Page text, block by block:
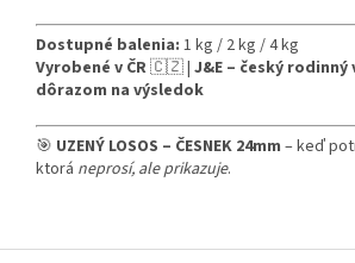
Dostupné balenia: 1 kg / 2 kg / 4 kg
Vyrobené v ČR🇨🇿 | J&E – český
dôrazom na výsledok
🎯 UZENÝ LOSOS – ČESNEK 24mm – keď
ktorá neprosí, ale prikazuje.